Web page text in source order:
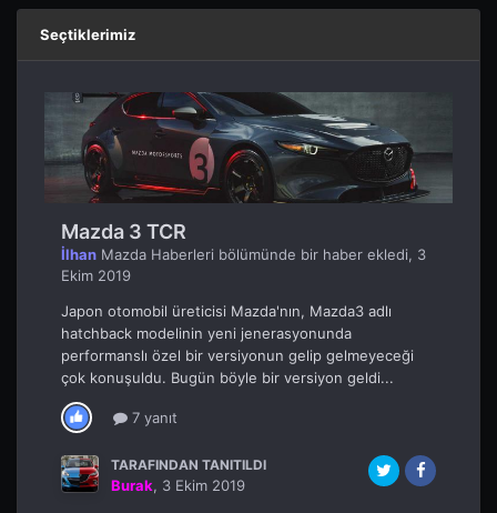
Seçtiklerimiz
Mazda 3 TCR
İlhan Mazda Haberleri bölümünde bir haber ekledi, 3
Ekim 2019
Japon otomobil üreticisi Mazda'nın, Mazda3 adlı
hatchback modelinin yeni jenerasyonunda
performanslı özel bir versiyonun gelip gelmeyeceği
çok konuşuldu. Bugün böyle bir versiyon geldi...
7 yanıt
TARAFINDAN TANITILDI
Burak, 3 Ekim 2019